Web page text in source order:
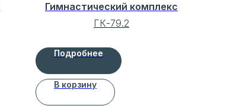
Гимнастический комплекс
ГК-79.2
Подробнее
В корзину